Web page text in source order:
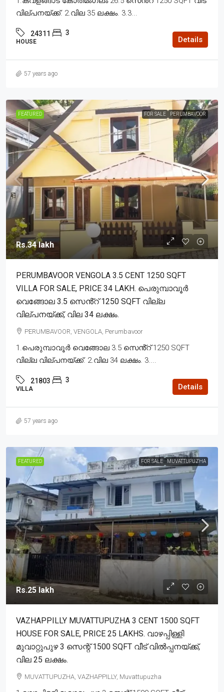
വില്പനയ്ക്ക്. 2.വില 35 ലക്ഷം. 3.3...
24311 3
HOUSE Details
57 years ago
FEATURED FOR SALE PERUMBAVOOR
Rs.34 lakh
PERUMBAVOOR VENGOLA 3.5 CENT 1250 SQFT
VILLA FOR SALE, PRICE 34 LAKH. പെരുമ്പാവൂർ
വെങ്ങോല 3.5 സെൻ്റ് 1250 SQFT വില്ല
വില്പനയ്ക്ക്, വില 34 ലക്ഷം.
PERUMBAVOOR, VENGOLA, Perumbavoor
1.പെരുമ്പാവൂർ വെങ്ങോല 3.5 സെൻ്റ് 1250 SQFT
വില്ല വില്പനയ്ക്ക്. 2.വില 34 ലക്ഷം. 3....
21803 3
VILLA Details
57 years ago
FEATURED FOR SALE MUVATTUPUZHA
Rs.25 lakh
VAZHAPPILLY MUVATTUPUZHA 3 CENT 1500 SQFT
HOUSE FOR SALE, PRICE 25 LAKHS. വാഴപ്പിള്ളി
മുവാറ്റുപുഴ 3 സെന്റ് 1500 SQFT വീട് വിൽപ്പനയ്ക്ക്,
വില 25 ലക്ഷം.
MUVATTUPUZHA, VAZHAPPILLY, Muvattupuzha